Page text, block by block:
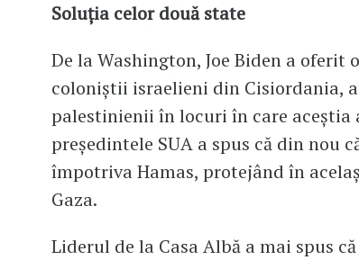
Soluția celor două state
De la Washington, Joe Biden a
coloniștii israelieni din Cisiordania,
palestinienii în locuri în care aceștia
președintele SUA a spus că din nou
împotriva Hamas, protejând în
Gaza.
Liderul de la Casa Albă a mai spus